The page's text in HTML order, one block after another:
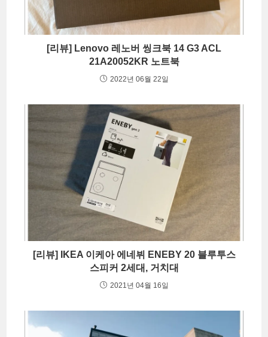
[리뷰] Lenovo 레노버 씽크북 14 G3 ACL
21A20052KR 노트북
2022년 06월 22일
[리뷰] IKEA 이케아 에네뷔 ENEBY 20 블루투스
스피커 2세대, 거치대
2021년 04월 16일